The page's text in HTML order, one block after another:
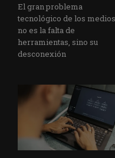
El gran problema
tecnológico de los
no es la falta de
herramientas, sino su
desconexión